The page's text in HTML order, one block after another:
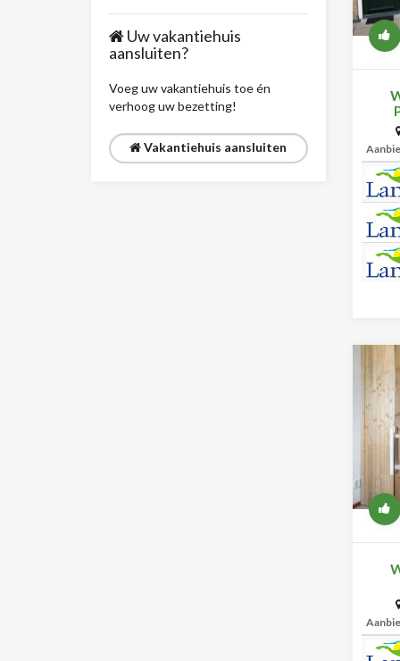
Uw vakantiehuis
aansluiten?
Voeg uw vakantiehuis toe én
verhoog uw bezetting!
Vakantiehuis aansluiten